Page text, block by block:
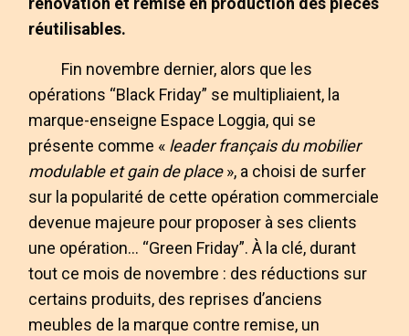
réutilisables.
Fin novembre dernier, alors que les
opérations “Black Friday” se multipliaient, la
marque-enseigne Espace Loggia, qui se
présente comme « leader français du mobilier
modulable et gain de place», a choisi de surfer
sur la popularité de cette opération commerciale
devenue majeure pour proposer à ses clients
une opération… “Green Friday”. À la clé, durant
tout ce mois de novembre : des réductions sur
certains produits, des reprises d’anciens
meubles de la marque contre remise, un